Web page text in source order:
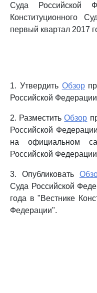
Суда Российской
Конституционного
первый квартал 2017
1. Утвердить Обзор
Российской
2. РазместитьОбзор
Российской
на официальном
Российской
3. Опубликовать
Суда Российской
года в "Вестнике
Федерации".